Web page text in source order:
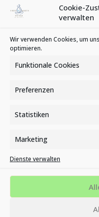
Cookie-
verwalten
Wir verwenden Cookies, um
optimieren.
Funktionale Cookies
Preferenzen
Statistiken
Marketing
Dienste verwalten
Januar 2020
Kategorien
News
Veranstaltungen
MVZ KINDERWUNSCH-